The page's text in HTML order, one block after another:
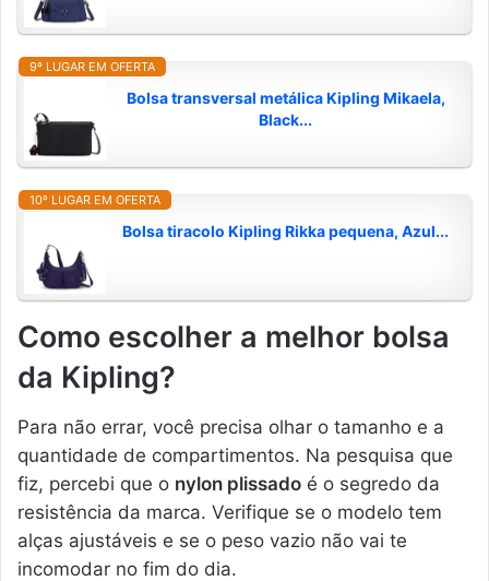
9º LUGAR EM OFERTA
Bolsa transversal metálica Kipling Mikaela,
Black...
10º LUGAR EM OFERTA
Bolsa tiracolo Kipling Rikka pequena, Azul...
Como escolher a melhor bolsa
da Kipling?
Para não errar, você precisa olhar o tamanho e a
quantidade de compartimentos. Na pesquisa que
fiz, percebi que o nylon plissado é o segredo da
resistência da marca. Verifique se o modelo tem
alças ajustáveis e se o peso vazio não vai te
incomodar no fim do dia.